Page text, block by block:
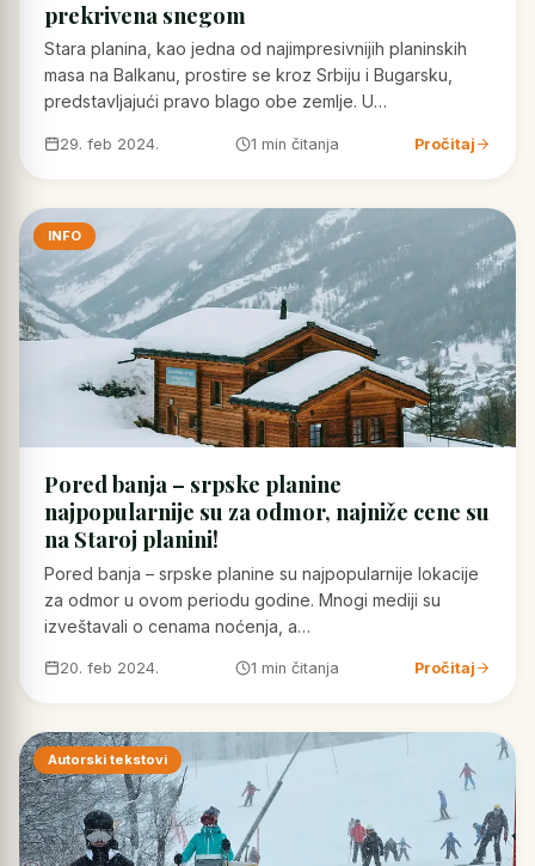
prekrivena snegom
Stara planina, kao jedna od najimpresivnijih planinskih
masa na Balkanu, prostire se kroz Srbiju i Bugarsku,
predstavljajući pravo blago obe zemlje. U…
29. feb 2024. 1 min čitanja Pročitaj
INFO
Pored banja – srpske planine
najpopularnije su za odmor, najniže cene su
na Staroj planini!
Pored banja – srpske planine su najpopularnije lokacije
za odmor u ovom periodu godine. Mnogi mediji su
izveštavali o cenama noćenja, a…
20. feb 2024. 1 min čitanja Pročitaj
Autorski tekstovi